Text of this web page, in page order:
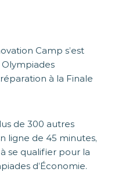
Camp s’est
à la Finale
de 300 autres
ligne de 45 minutes,
se qualifier pour la
d’Économie.